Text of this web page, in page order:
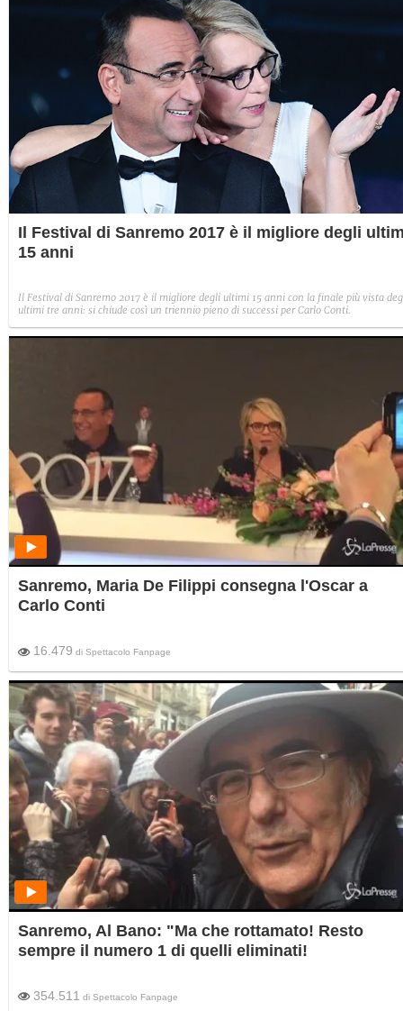
Il Festival di Sanremo 2017 è il migliore degli
15 anni
Il Festival di Sanremo 2017 è il migliore degli ultimi 15 anni con la finale più vista
ultimi tre anni: si chiude così un triennio pieno di successi per Carlo Conti.
Sanremo, Maria De Filippi consegna l'Oscar a
Carlo Conti
16.479 di Spettacolo Fanpage
Sanremo, Al Bano: "Ma che rottamato! Resto
sempre il numero 1 di quelli eliminati!
354.511 di Spettacolo Fanpage